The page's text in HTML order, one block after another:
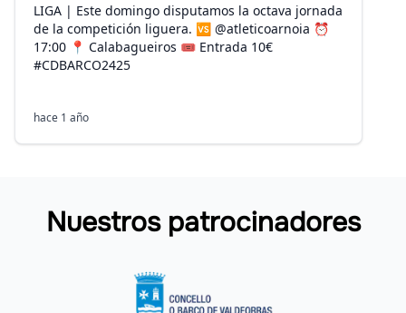
LIGA | Este domingo disputamos la octava jornada
de la competición liguera. 🆚 @atleticoarnoia ⏰
17:00 📍 Calabagueiros 🎟️ Entrada 10€
#CDBARCO2425
hace 1 año
Nuestros patrocinadores